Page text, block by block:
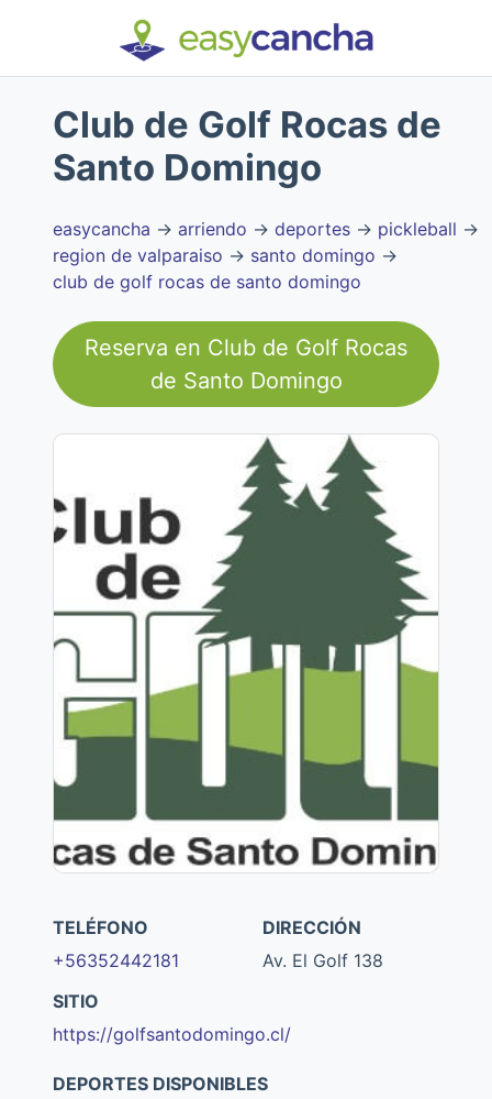
Club de Golf Rocas de
Santo Domingo
easycancha → arriendo → deportes → pickleball →
region de valparaiso → santo domingo →
club de golf rocas de santo domingo
Reserva en Club de Golf Rocas
de Santo Domingo
TELÉFONO
+56352442181
DIRECCIÓN
Av. El Golf 138
SITIO
https://golfsantodomingo.cl/
DEPORTES DISPONIBLES